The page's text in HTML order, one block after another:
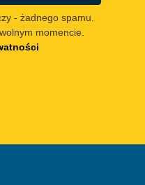
- żadnego spamu.
momencie.